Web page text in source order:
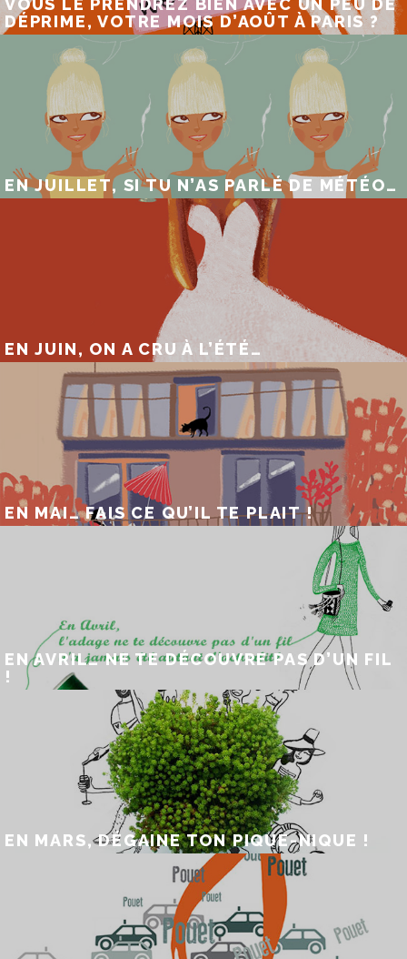
VOUS LE PRENDREZ BIEN AVEC UN PEU DE
DÉPRIME, VOTRE MOIS D’AOÛT À PARIS ?
EN JUILLET, SI TU N’AS PARLÉ DE MÉTÉO…
EN JUIN, ON A CRU À L’ÉTÉ…
EN MAI… FAIS CE QU’IL TE PLAIT !
EN AVRIL… NE TE DÉCOUVRE PAS D’UN FIL
!
EN MARS, DÉGAINE TON PIQUE-NIQUE !